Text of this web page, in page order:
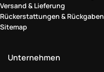
Versand & Lieferung
Rückerstattungen & Rückgaben
Sitemap
Unternehmen